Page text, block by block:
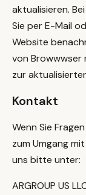
aktualisieren.
Sie per E-Mail
Website
von Browwwser
zur
Kontakt
Wenn Sie
zum Umgang
uns bitte unter:
ARGROUP US